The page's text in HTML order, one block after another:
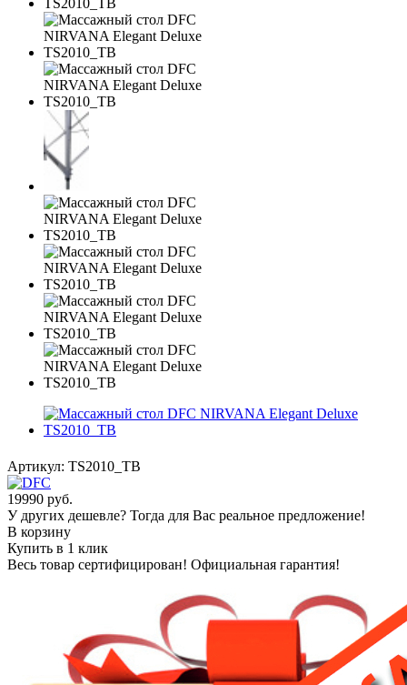
Артикул: TS2010_TB
19990 руб.
У других дешевле? Тогда для Вас реальное предложение!
В корзину
Купить в 1 клик
Весь товар сертифицирован! Официальная гарантия!